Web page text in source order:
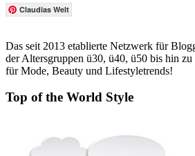
Claudias Welt
Das seit 2013 etablierte Netzwerk für
der Altersgruppen ü30, ü40, ü50 bis hin zu
für Mode, Beauty und Lifestyletrends!
Top of the World Style